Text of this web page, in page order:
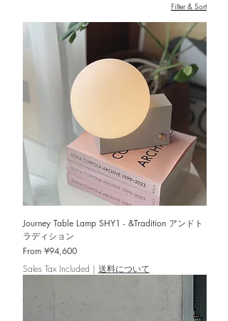
Filter & Sort
Journey Table Lamp SHY1 - &Tradition アンドト
ラディション
From ¥94,600
Sale Price
Sales Tax Included | 送料について